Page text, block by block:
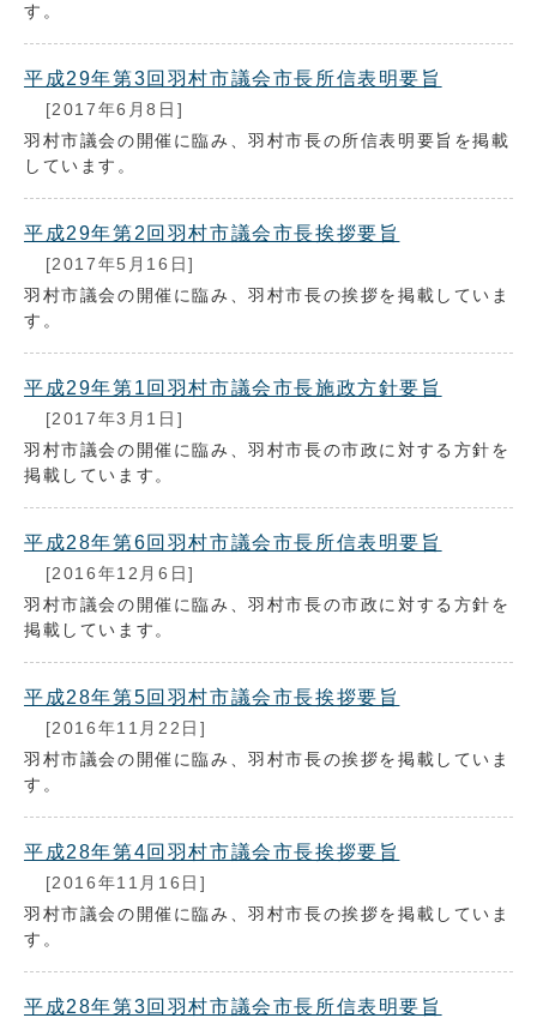
す。
平成29年第3回羽村市議会市長所信表明要旨
[2017年6月8日]
羽村市議会の開催に臨み、羽村市長の所信表明要旨を掲載
しています。
平成29年第2回羽村市議会市長挨拶要旨
[2017年5月16日]
羽村市議会の開催に臨み、羽村市長の挨拶を掲載していま
す。
平成29年第1回羽村市議会市長施政方針要旨
[2017年3月1日]
羽村市議会の開催に臨み、羽村市長の市政に対する方針を
掲載しています。
平成28年第6回羽村市議会市長所信表明要旨
[2016年12月6日]
羽村市議会の開催に臨み、羽村市長の市政に対する方針を
掲載しています。
平成28年第5回羽村市議会市長挨拶要旨
[2016年11月22日]
羽村市議会の開催に臨み、羽村市長の挨拶を掲載していま
す。
平成28年第4回羽村市議会市長挨拶要旨
[2016年11月16日]
羽村市議会の開催に臨み、羽村市長の挨拶を掲載していま
す。
平成28年第3回羽村市議会市長所信表明要旨